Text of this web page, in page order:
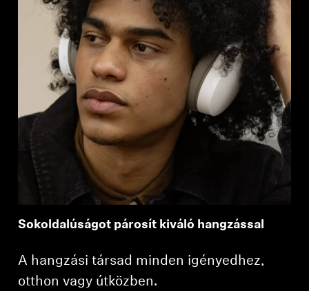
Sokoldalúságot párosít kiváló hangzással
A hangzási társad minden igényedhez,
otthon vagy útközben.